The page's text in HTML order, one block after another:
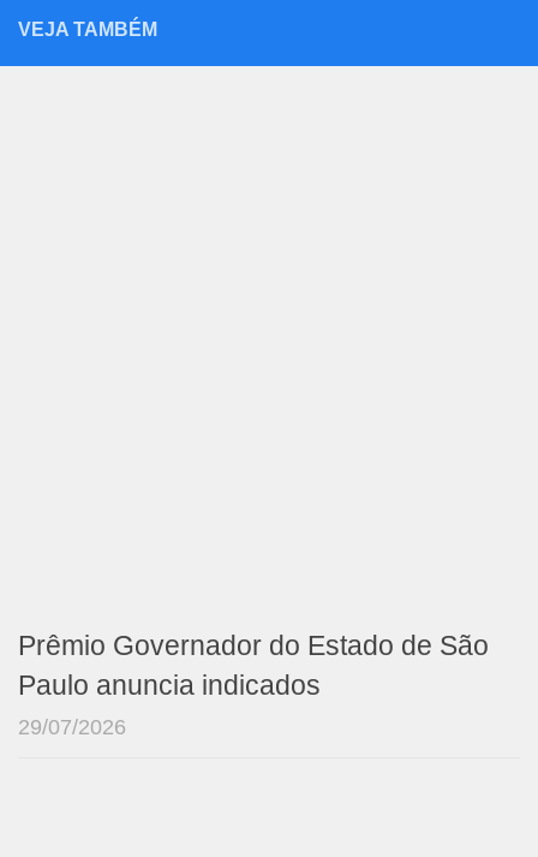
VEJA TAMBÉM
Prêmio Governador do Estado de São
Paulo anuncia indicados
29/07/2026